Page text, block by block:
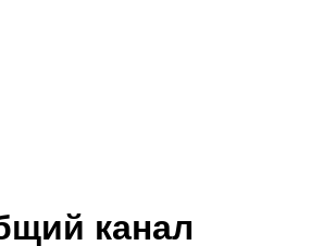
канал